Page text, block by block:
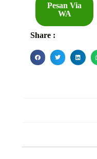
Pesan Via
WA
Share :